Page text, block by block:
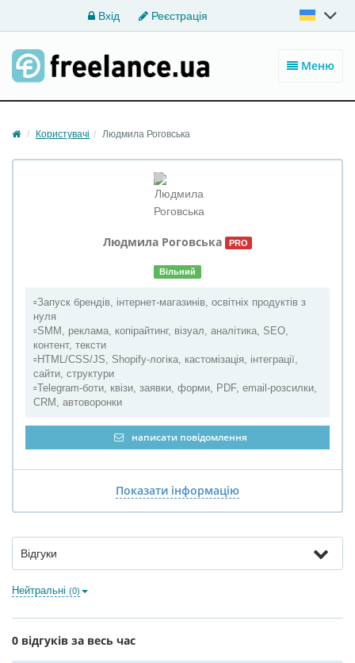
Вхід Реєстрація
Меню
Користувачі Людмила Роговська
Людмила Роговська PRO
Вільний
▫️Запуск брендів, інтернет-магазинів, освітніх продуктів з
нуля
▫️SMM, реклама, копірайтинг, візуал, аналітика, SEO,
контент, тексти
▫️HTML/CSS/JS, Shopify-логіка, кастомізація, інтеграції,
сайти, структури
▫️Telegram-боти, квізи, заявки, форми, PDF, email-розсилки,
CRM, автоворонки
написати повідомлення
Показати інформацію
Відгуки
Нейтральні (0)
0 відгуків за весь час